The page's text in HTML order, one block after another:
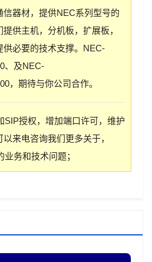
器材，提供NEC系列型号的
供主机，分机板，扩展板，
供必要的技术支撑。NEC-
、及NEC-
，期待与你公司合作。
SIP授权，增加端口许可，维护
来电咨询我们更多关于，
务和技术问题；